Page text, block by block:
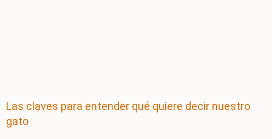
Las claves para entender qué quiere decir nuestro
gato